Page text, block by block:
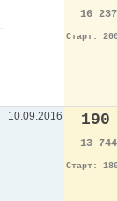
16
Старт:
10.09.2016 190
13
Старт: